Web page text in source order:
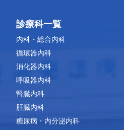
診療科一覧
内科・総合内科
循環器内科
消化器内科
呼吸器内科
腎臓内科
肝臓内科
糖尿病・内分泌内科